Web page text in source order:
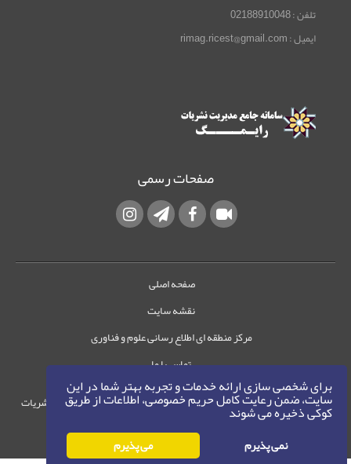
برای شخصی سازی ارائه خدمات و تجربه بهتر شما در این
سایت، ضمن رعایت کامل حریم خصوصی، اطلاعات از طریق
کوکی ذخیره می شوند
نمی پذیرم می پذیرم
تلفن : 02188910048
ایمیل : rimag.ricest@gmail.com
صفحات رسمی
صفحه اصلی
نقشه سایت
مرکز منطقه ای اطلاع رسانی علوم و فناوری
تماس با ما
حقوق این وب‌سایت متعلق به سامانه مدیریت نشریات
حق نشر 1405-1396